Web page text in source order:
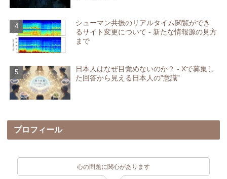
シューマン共振のリアルタイム閲覧ができ
るサイト変更について - 新たな情報源の見方
まで
日本人はなぜ目覚めないのか？ - Xで募集し
た回答から見える日本人の”意識”
プロフィール
心の問題に関心があります